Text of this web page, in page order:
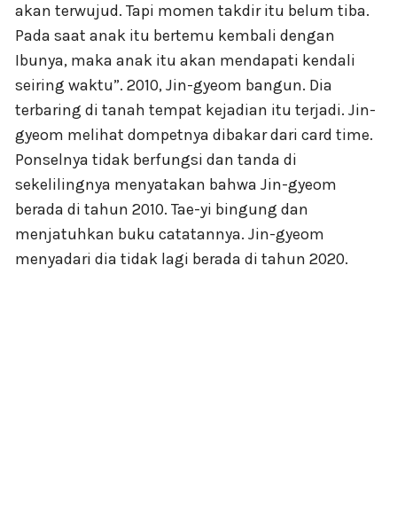
akan terwujud. Tapi momen takdir itu belum tiba.
Pada saat anak itu bertemu kembali dengan
Ibunya, maka anak itu akan mendapati kendali
seiring waktu”. 2010, Jin-gyeom bangun. Dia
terbaring di tanah tempat kejadian itu terjadi. Jin-
gyeom melihat dompetnya dibakar dari card time.
Ponselnya tidak berfungsi dan tanda di
sekelilingnya menyatakan bahwa Jin-gyeom
berada di tahun 2010. Tae-yi bingung dan
menjatuhkan buku catatannya. Jin-gyeom
menyadari dia tidak lagi berada di tahun 2020.